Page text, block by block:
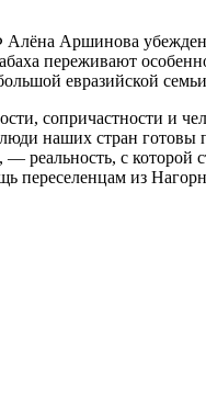
Аршинова
переживают
евразийской
сопричастности и
наших стран
реальность, с
из